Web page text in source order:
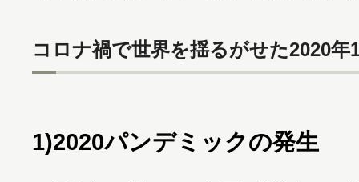
コロナ禍で世界を揺るがせた2020年
1)2020パンデミックの発生